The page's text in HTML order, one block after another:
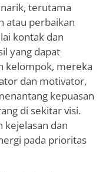
terutama
atau perbaikan
kontak dan
yang dapat
kelompok, mereka
dan motivator,
kepuasan
di sekitar visi.
dan
pada prioritas